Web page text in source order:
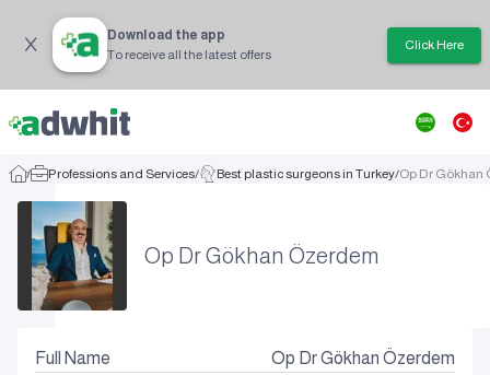
Download the app
To receive all the latest offers
Click Here
/ Professions and Services/ Best plastic surgeons in Turkey/Op Dr Gökhan
Op Dr Gökhan Özerdem
Full Name
Op Dr Gökhan Özerdem